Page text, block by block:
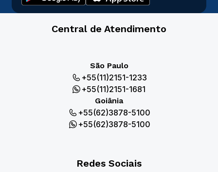
Central de Atendimento
São Paulo
+55(11)2151-1233
+55(11)2151-1681
Goiânia
+55(62)3878-5100
+55(62)3878-5100
Redes Sociais